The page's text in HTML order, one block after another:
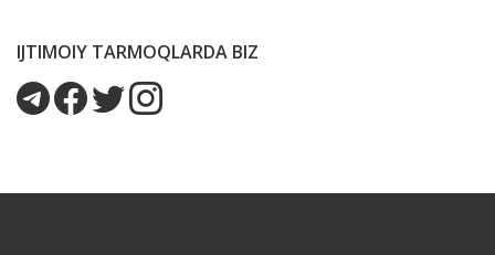
IJTIMOIY TARMOQLARDA BIZ